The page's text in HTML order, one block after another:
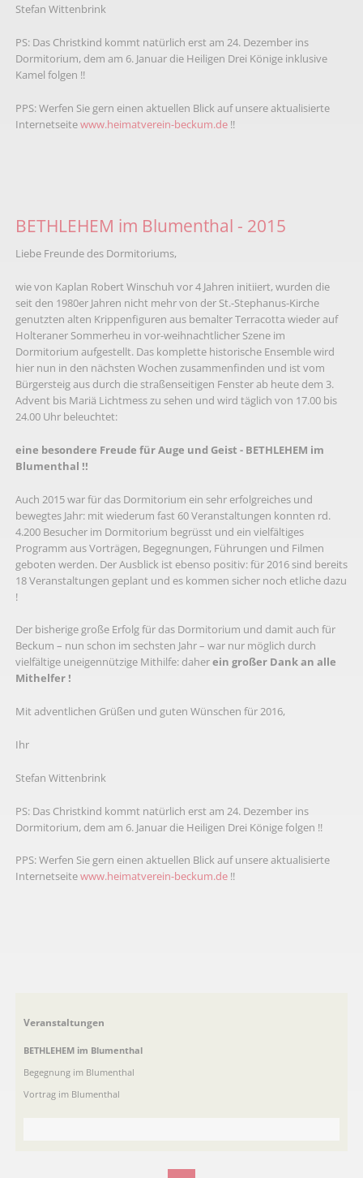
Stefan Wittenbrink
PS: Das Christkind kommt natürlich erst am 24. Dezember ins
Dormitorium, dem am 6. Januar die Heiligen Drei Könige inklusive
Kamel folgen !!
PPS: Werfen Sie gern einen aktuellen Blick auf unsere aktualisierte
Internetseitewww.heimatverein-beckum.de!!
BETHLEHEM im Blumenthal - 2015
Liebe Freunde des Dormitoriums,
wie von Kaplan Robert Winschuh vor 4 Jahren initiiert, wurden die
seit den 1980er Jahren nicht mehr von der St.-Stephanus-Kirche
genutzten alten Krippenfiguren aus bemalter Terracotta wieder auf
Holteraner Sommerheu in vor-weihnachtlicher Szene im
Dormitorium aufgestellt. Das komplette historische Ensemble wird
hier nun in den nächsten Wochen zusammenfinden und ist vom
Bürgersteig aus durch die straßenseitigen Fenster ab heute dem 3.
Advent bis Mariä Lichtmess zu sehen und wird täglich von 17.00 bis
24.00 Uhr beleuchtet:
eine besondere Freude für Auge und Geist - BETHLEHEM im
Blumenthal !!
Auch 2015 war für das Dormitorium ein sehr erfolgreiches und
bewegtes Jahr: mit wiederum fast 60 Veranstaltungen konnten rd.
4.200 Besucher im Dormitorium begrüsst und ein vielfältiges
Programm aus Vorträgen, Begegnungen, Führungen und Filmen
geboten werden. Der Ausblick ist ebenso positiv: für 2016 sind bereits
18 Veranstaltungen geplant und es kommen sicher noch etliche dazu
!
Der bisherige große Erfolg für das Dormitorium und damit auch für
Beckum – nun schon im sechsten Jahr – war nur möglich durch
vielfältige uneigennützige Mithilfe: daherein großer Dank an alle
Mithelfer !
Mit adventlichen Grüßen und guten Wünschen für 2016,
Ihr
Stefan Wittenbrink
PS: Das Christkind kommt natürlich erst am 24. Dezember ins
Dormitorium, dem am 6. Januar die Heiligen Drei Könige folgen !!
PPS: Werfen Sie gern einen aktuellen Blick auf unsere aktualisierte
Internetseitewww.heimatverein-beckum.de!!
Navigation
Veranstaltungen
BETHLEHEM im Blumenthal
Begegnung im Blumenthal
Vortrag im Blumenthal